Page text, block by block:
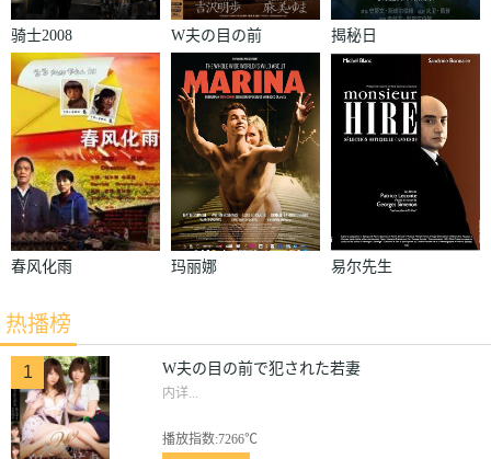
骑士2008
W夫の目の前
で犯された若
妻
揭秘日
春风化雨 玛丽娜 易尔先生
热播榜
1 W夫の目の前で犯された若妻
内详...
播放指数:7266℃